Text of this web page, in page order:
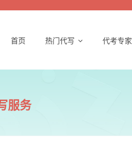
首页 热门代写 代考专家
服务